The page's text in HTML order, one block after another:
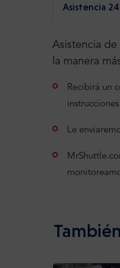
Asistencia
Asistencia
la manera
Recibirá un
Le